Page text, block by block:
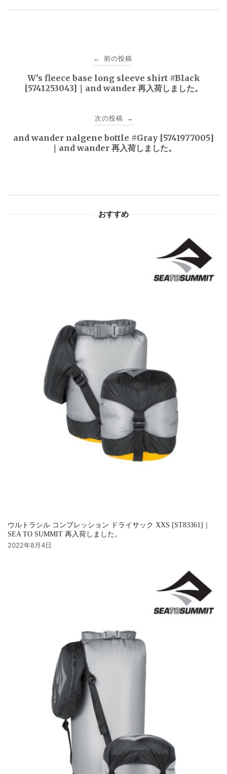
ゲ
← 前の投稿
W’s fleece base long sleeve shirt #Black
[5741253043]｜and wander 再入荷しました。
次の投稿 →
and wander nalgene bottle #Gray [5741977005]
｜and wander 再入荷しました。
おすすめ
ウルトラシル コンプレッション ドライサック XXS [ST83361]｜
SEA TO SUMMIT 再入荷しました。
2022年8月4日